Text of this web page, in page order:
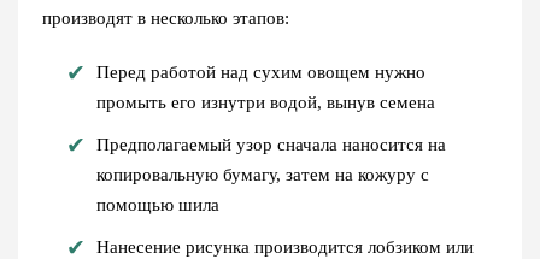
производят в несколько этапов:
Перед работой над сухим овощем нужно
промыть его изнутри водой, вынув семена
Предполагаемый узор сначала наносится на
копировальную бумагу, затем на кожуру с
помощью шила
Нанесение рисунка производится лобзиком или